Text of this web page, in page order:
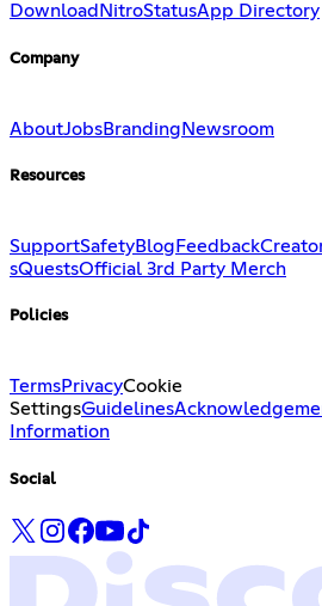
Download NitroStatusApp Directory
Company
AboutJobsBranding Newsroom
Resources
SupportSafetyBlog Feedback
sQuestsOfficial 3rd Party Merch
Policies
TermsPrivacyCookie
SettingsGuidelines
Information
Social